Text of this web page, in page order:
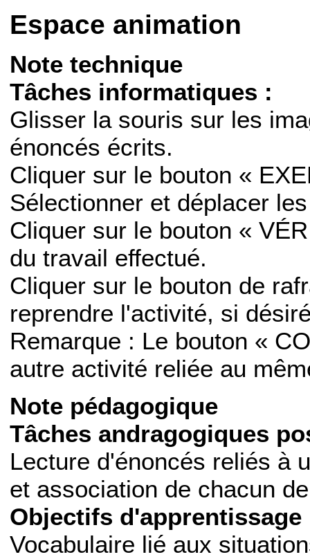
Espace animation
Note technique
Tâches informatiques :
Glisser la souris sur les
énoncés écrits.
Cliquer sur le bouton «
Sélectionner et déplacer
Cliquer sur le bouton «
du travail effectué.
Cliquer sur le bouton de
reprendre l'activité, si
Remarque : Le bouton «
autre activité reliée au
Note pédagogique
Tâches andragogiques
Lecture d'énoncés reliés à
et association de chacun
Objectifs
Vocabulaire lié aux